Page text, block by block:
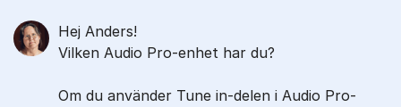
Hej Anders!
Vilken Audio Pro-enhet har du?
Om du använder Tune in-delen i Audio Pro-